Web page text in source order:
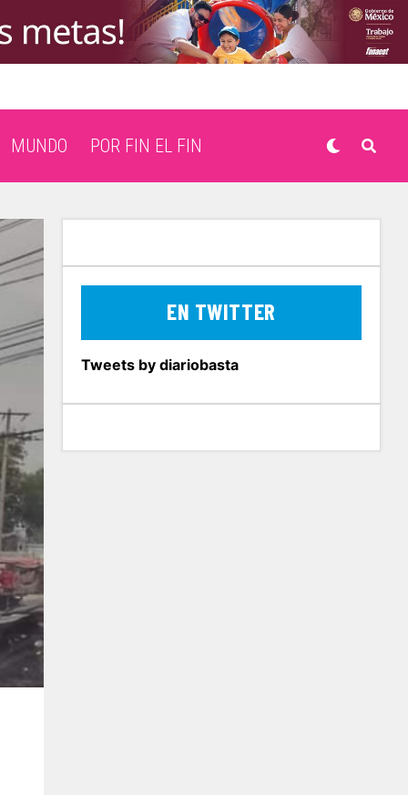
MUNDO POR FIN EL FIN
EN TWITTER
Tweets by diariobasta